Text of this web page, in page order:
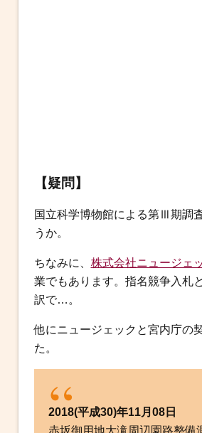
【疑問】
国立科学博物館による第Ⅲ期調
うか。
ちなみに、 株式会社ニュージェ
業でもあります。指名競争入札
訳で…。
他にニュージェックと宮内庁の
た。
2018(平成30)年11月08日
赤坂御用地大滝周辺園路整備